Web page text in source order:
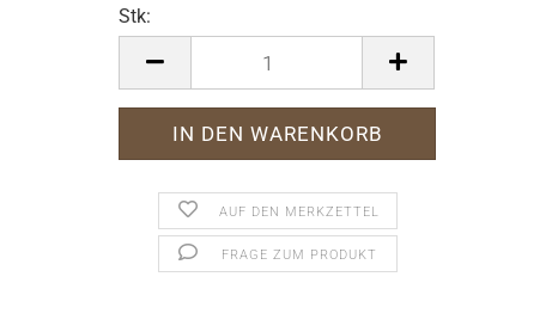
Stk:
AUF DEN MERKZETTEL
FRAGE ZUM PRODUKT